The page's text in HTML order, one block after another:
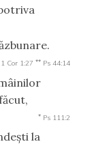
1 Cor 1:27 ** Ps 44:14
* Ps 111:2
la